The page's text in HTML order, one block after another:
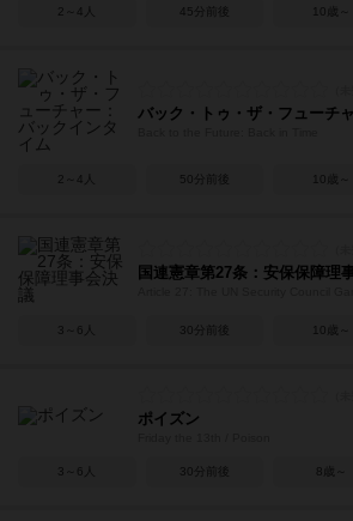
2～4人 45分前後 10歳～
バック・トゥ・ザ・フューチ
2～4人 50分前後 10歳～
国連憲章第27条：安保保障理
3～6人 30分前後 10歳～
ポイズン
3～6人 30分前後 8歳～